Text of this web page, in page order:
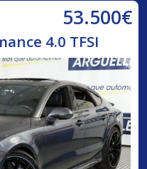
53.500€
4.0 TFSI